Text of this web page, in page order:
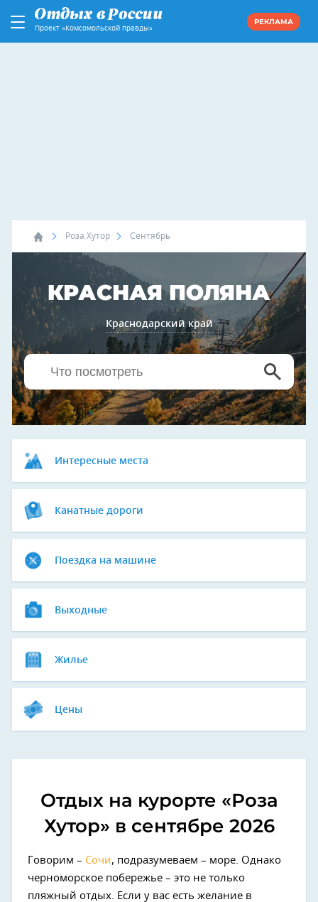
Проект «Комсомольской правды»
РЕКЛАМА
Роза Хутор Сентябрь
КРАСНАЯ ПОЛЯНА
Краснодарский край
Интересные места
Канатные дороги
Поездка на машине
Выходные
Жилье
Цены
Отдых на курорте «Роза
Хутор» в сентябре 2026
Говорим – Сочи, подразумеваем – море. Однако
черноморское побережье – это не только
пляжный отдых. Если у вас есть желание в